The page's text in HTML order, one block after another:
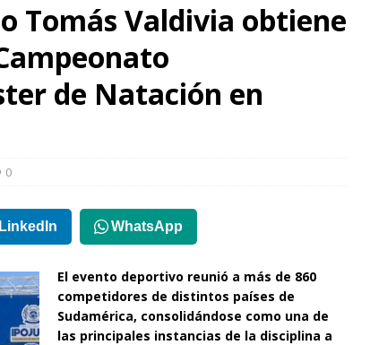
Tomás Valdivia obtiene
de Natación en
0
LinkedIn WhatsApp
El evento deportivo reunió a más de 860
competidores de distintos países de
Sudamérica, consolidándose como una de
las principales instancias de la disciplina a